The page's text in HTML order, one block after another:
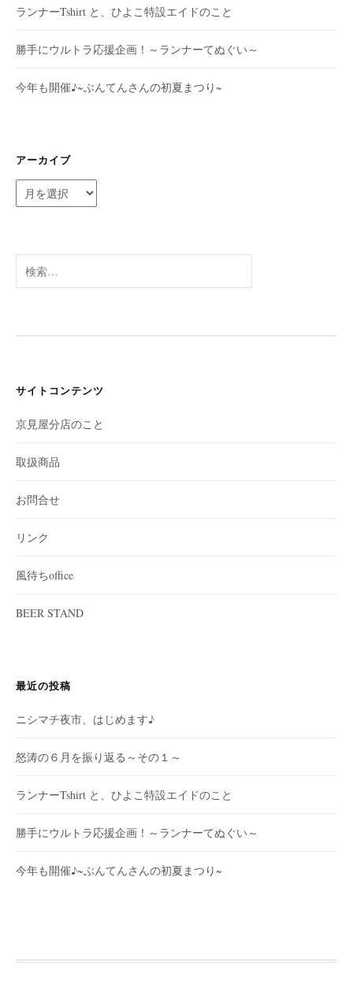
ランナーTshirt と、ひよこ特設エイドのこと
勝手にウルトラ応援企画！～ランナーてぬぐい～
今年も開催♪~ぶんてんさんの初夏まつり~
アーカイブ
ー
ブ
索:
サイトコンテンツ
京見屋分店のこと
取扱商品
お問合せ
リンク
風待ちoffice
BEER STAND
最近の投稿
ニシマチ夜市、はじめます♪
怒涛の６月を振り返る～その１～
ランナーTshirt と、ひよこ特設エイドのこと
勝手にウルトラ応援企画！～ランナーてぬぐい～
今年も開催♪~ぶんてんさんの初夏まつり~